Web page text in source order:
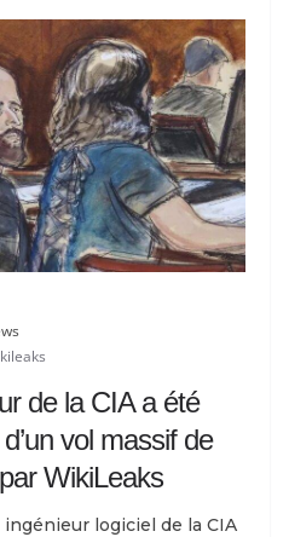
de la CIA a été
vol massif de
WikiLeaks
ingénieur logiciel de la CIA